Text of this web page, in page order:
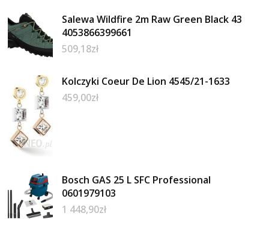
Salewa Wildfire 2m Raw Green Black 43
4053866399661
509,18zł
Kolczyki Coeur De Lion 4545/21-1633
459,00zł
Bosch GAS 25 L SFC Professional
0601979103
1 448,90zł